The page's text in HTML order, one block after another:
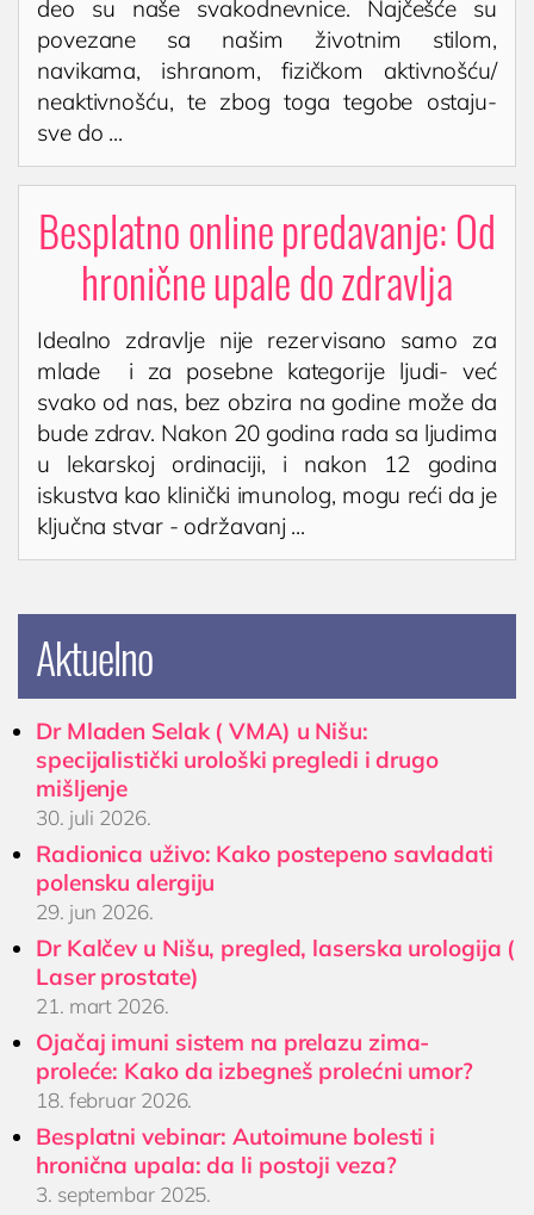
deo su naše svakodnevnice. Najčešće su
povezane sa našim životnim stilom,
navikama, ishranom, fizičkom aktivnošću/
neaktivnošću, te zbog toga tegobe ostaju-
sve do ...
Besplatno online predavanje: Od
hronične upale do zdravlja
Idealno zdravlje nije rezervisano samo za
mlade i za posebne kategorije ljudi- već
svako od nas, bez obzira na godine može da
bude zdrav. Nakon 20 godina rada sa ljudima
u lekarskoj ordinaciji, i nakon 12 godina
iskustva kao klinički imunolog, mogu reći da je
ključna stvar - održavanj ...
Aktuelno
Dr Mladen Selak ( VMA) u Nišu:
specijalistički urološki pregledi i drugo
mišljenje
30. juli 2026.
Radionica uživo: Kako postepeno savladati
polensku alergiju
29. jun 2026.
Dr Kalčev u Nišu, pregled, laserska urologija (
Laser prostate)
21. mart 2026.
Ojačaj imuni sistem na prelazu zima-
proleće: Kako da izbegneš prolećni umor?
18. februar 2026.
Besplatni vebinar: Autoimune bolesti i
hronična upala: da li postoji veza?
3. septembar 2025.